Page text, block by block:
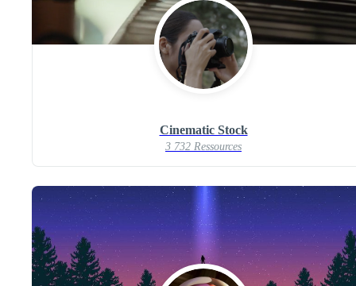
Cinematic Stock
3 732 Ressources